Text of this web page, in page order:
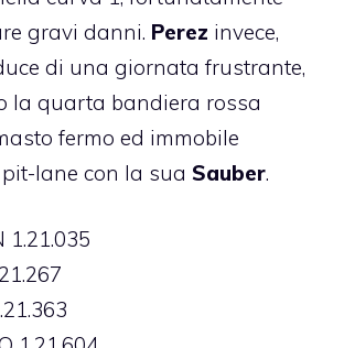
gravi danni. Perez invece,
di una giornata frustrante,
la quarta bandiera rossa
fermo ed immobile
lane con la sua Sauber.
1.21.035